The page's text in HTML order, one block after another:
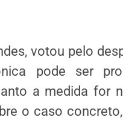
votou pelo
pode ser
a medida for
o caso